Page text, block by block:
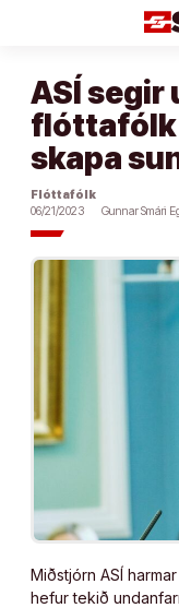
ASÍ segir
flóttafólk
skapa
Flóttafólk
06/21/2023
Gunnar Smári
Miðstjórn ASÍ
hefur tekið